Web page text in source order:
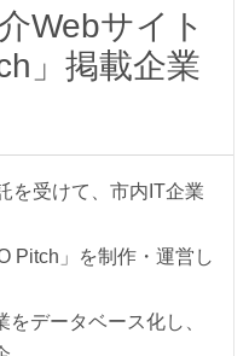
Webサイト
」掲載企業
を受けて、市内IT企業
Pitch」を制作・運営し
データベース化し、